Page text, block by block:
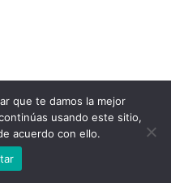
que te damos la mejor
usando este sitio,
acuerdo con ello.